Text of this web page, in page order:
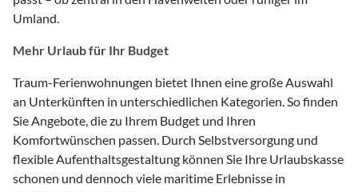
Umland.
Mehr Urlaub für Ihr Budget
Traum-Ferienwohnungen bietet Ihnen eine große Auswahl
an Unterkünften in unterschiedlichen Kategorien. So finden
Sie Angebote, die zu Ihrem Budget und Ihren
Komfortwünschen passen. Durch Selbstversorgung und
flexible Aufenthaltsgestaltung können Sie Ihre Urlaubskasse
schonen und dennoch viele maritime Erlebnisse in